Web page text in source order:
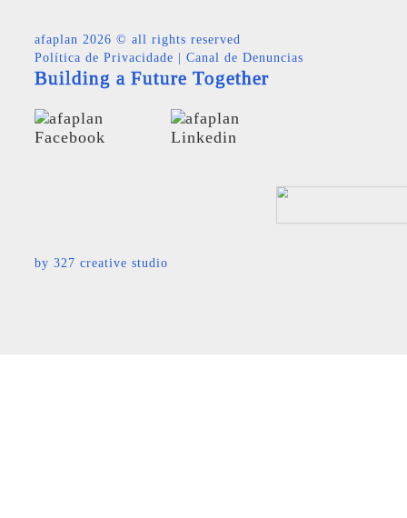
afaplan 2026 © all rights reserved
Política de Privacidade
Canal de Denuncias
Building a Future Together
by 327 creative studio